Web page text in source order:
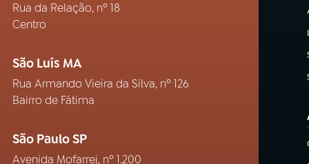
Rua da Relação, nº 18
Centro
São Luís MA
Rua Armando Vieira da Silva, nº 126
Bairro de Fátima
São Paulo SP
Avenida Mofarrej, nº 1.200